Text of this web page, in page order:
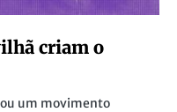
criam o
um movimento